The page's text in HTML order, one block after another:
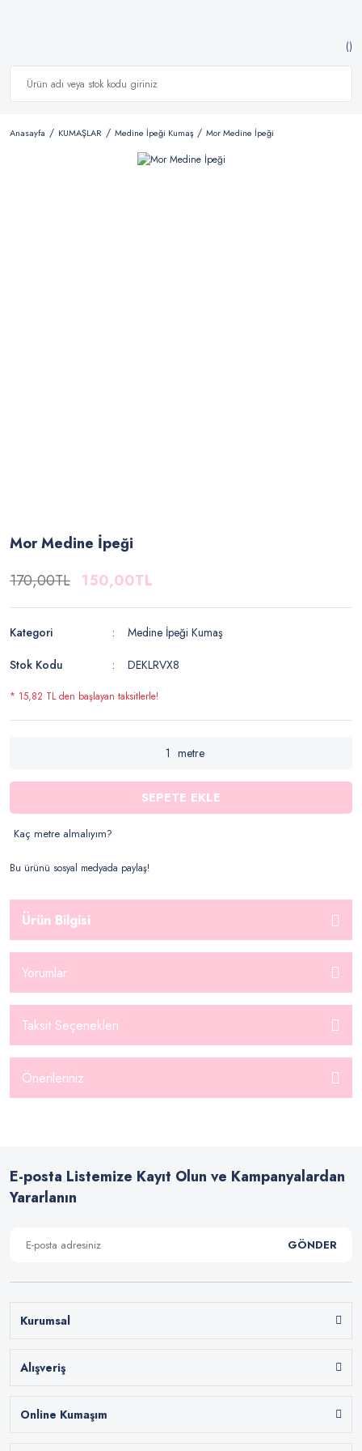
Anasayfa KUMAŞLAR Medine İpeği Kumaş Mor Medine İpeği
Mor Medine İpeği
170,00TL 150,00TL
Kategori
Medine İpeği Kumaş
Stok Kodu
DEKLRVX8
* 15,82 TL den başlayan taksitlerle!
metre
SEPETE EKLE
Kaç metre almalıyım?
Bu ürünü sosyal medyada paylaş!
Ürün Bilgisi
Yorumlar
Taksit Seçenekleri
Önerileriniz
E-posta Listemize Kayıt Olun ve Kampanyalardan
Yararlanın
GÖNDER
Kurumsal
Alışveriş
Online Kumaşım